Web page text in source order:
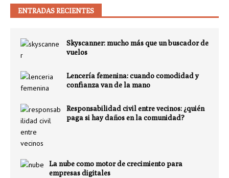
ENTRADAS RECIENTES
Skyscanner: mucho más que un buscador de
vuelos
Lencería femenina: cuando comodidad y
confianza van de la mano
Responsabilidad civil entre vecinos: ¿quién
paga si hay daños en la comunidad?
La nube como motor de crecimiento para
empresas digitales